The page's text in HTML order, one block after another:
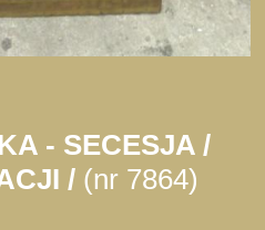
- SECESJA /
/ (nr 7864)